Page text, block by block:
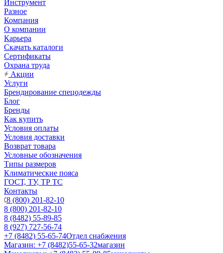
Инструмент
Разное
Компания
О компании
Карьера
Cкачать каталоги
Сертификаты
Охрана труда
Акции
Услуги
Брендирование спецодежды
Блог
Бренды
Как купить
Условия оплаты
Условия доставки
Возврат товара
Условные обозначения
Типы размеров
Климатические пояса
ГОСТ, ТУ, ТР ТС
Контакты
8 (800) 201-82-10
8 (800) 201-82-10
8 (8482) 55-89-85
8 (927) 727-56-74
+7 (8482) 55-65-74Отдел снабжения
Магазин: +7 (8482)55-65-32магазин